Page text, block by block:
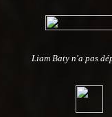
Liam Baty n'a pas